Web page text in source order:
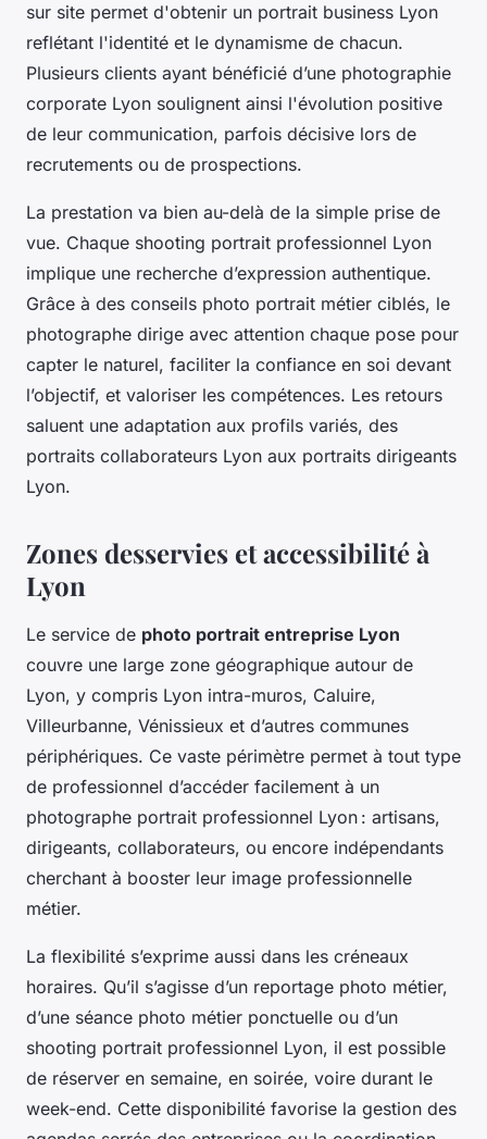
sur site permet d'obtenir un portrait business Lyon
reflétant l'identité et le dynamisme de chacun.
Plusieurs clients ayant bénéficié d’une photographie
corporate Lyon soulignent ainsi l'évolution positive
de leur communication, parfois décisive lors de
recrutements ou de prospections.
La prestation va bien au-delà de la simple prise de
vue. Chaque shooting portrait professionnel Lyon
implique une recherche d’expression authentique.
Grâce à des conseils photo portrait métier ciblés, le
photographe dirige avec attention chaque pose pour
capter le naturel, faciliter la confiance en soi devant
l’objectif, et valoriser les compétences. Les retours
saluent une adaptation aux profils variés, des
portraits collaborateurs Lyon aux portraits dirigeants
Lyon.
Zones desservies et accessibilité à
Lyon
Le service de photo portrait entreprise Lyon
couvre une large zone géographique autour de
Lyon, y compris Lyon intra-muros, Caluire,
Villeurbanne, Vénissieux et d’autres communes
périphériques. Ce vaste périmètre permet à tout type
de professionnel d’accéder facilement à un
photographe portrait professionnel Lyon : artisans,
dirigeants, collaborateurs, ou encore indépendants
cherchant à booster leur image professionnelle
métier.
La flexibilité s’exprime aussi dans les créneaux
horaires. Qu’il s’agisse d’un reportage photo métier,
d’une séance photo métier ponctuelle ou d’un
shooting portrait professionnel Lyon, il est possible
de réserver en semaine, en soirée, voire durant le
week-end. Cette disponibilité favorise la gestion des